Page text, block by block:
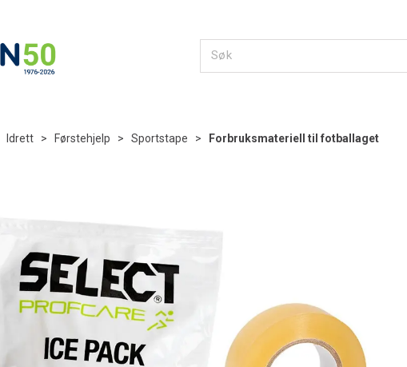
Idrett > Førstehjelp > Sportstape > Forbruksmateriell til fotballaget